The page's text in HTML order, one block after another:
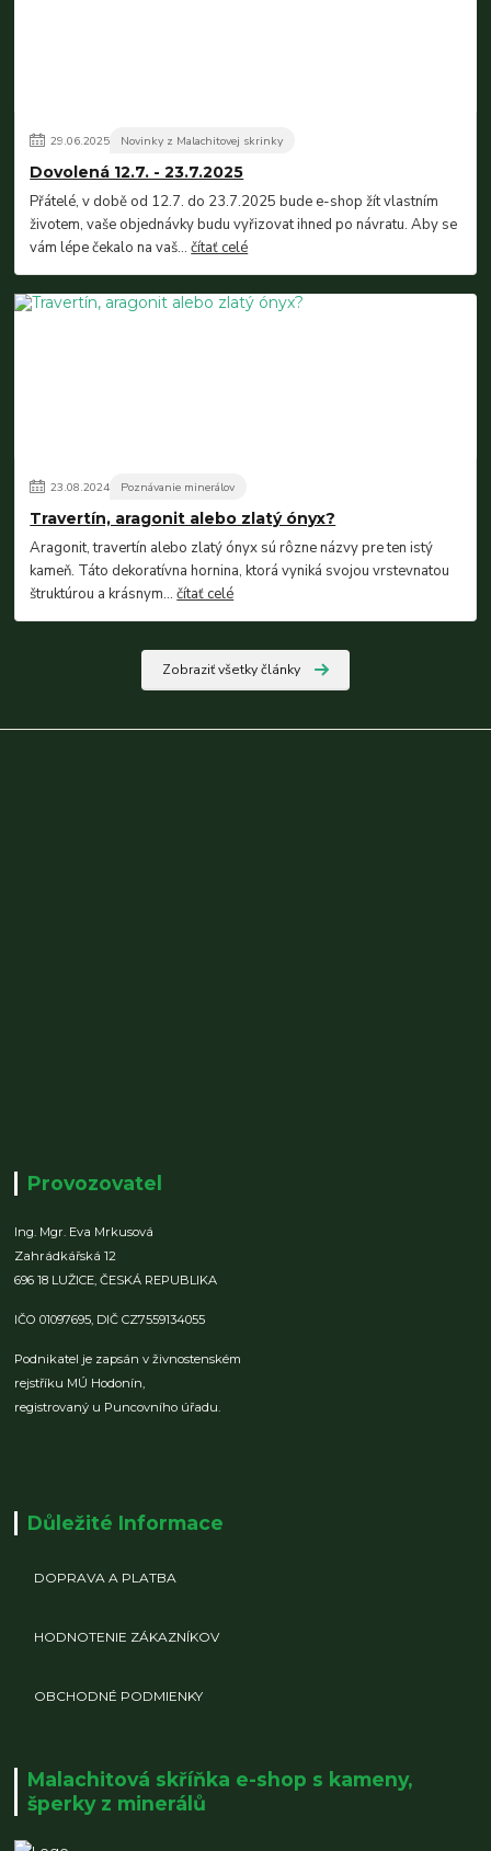
29.06.2025 Novinky z Malachitovej skrinky
Dovolená 12.7. - 23.7.2025
Přátelé, v době od 12.7. do 23.7.2025 bude e-shop žít vlastním
životem, vaše objednávky budu vyřizovat ihned po návratu. Aby se
vám lépe čekalo na vaš...čítať celé
23.08.2024 Poznávanie minerálov
Travertín, aragonit alebo zlatý ónyx?
Aragonit, travertín alebo zlatý ónyx sú rôzne názvy pre ten istý
kameň. Táto dekoratívna hornina, ktorá vyniká svojou vrstevnatou
štruktúrou a krásnym...čítať celé
Zobraziť všetky články
Provozovatel
Ing. Mgr. Eva Mrkusová
Zahrádkářská 12
696 18 LUŽICE,ČESKÁ REPUBLIKA
IČO 01097695, DIČ CZ7559134055
Podnikatel je zapsán v živnostenském
rejstříku MÚ Hodonín,
registrovaný u Puncovního úřadu.
Důležité Informace
DOPRAVA A PLATBA
HODNOTENIE ZÁKAZNÍKOV
OBCHODNÉ PODMIENKY
Malachitová skříňka e-shop s kameny,
šperky z minerálů